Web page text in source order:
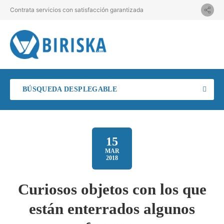
Contrata servicios con satisfacción garantizada
BÚSQUEDA DESPLEGABLE
15
MAR
2018
Curiosos objetos con los que
están enterrados algunos